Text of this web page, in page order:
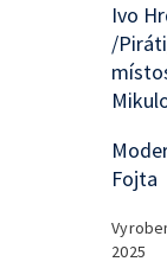
Ivo
/
Fojta
2025